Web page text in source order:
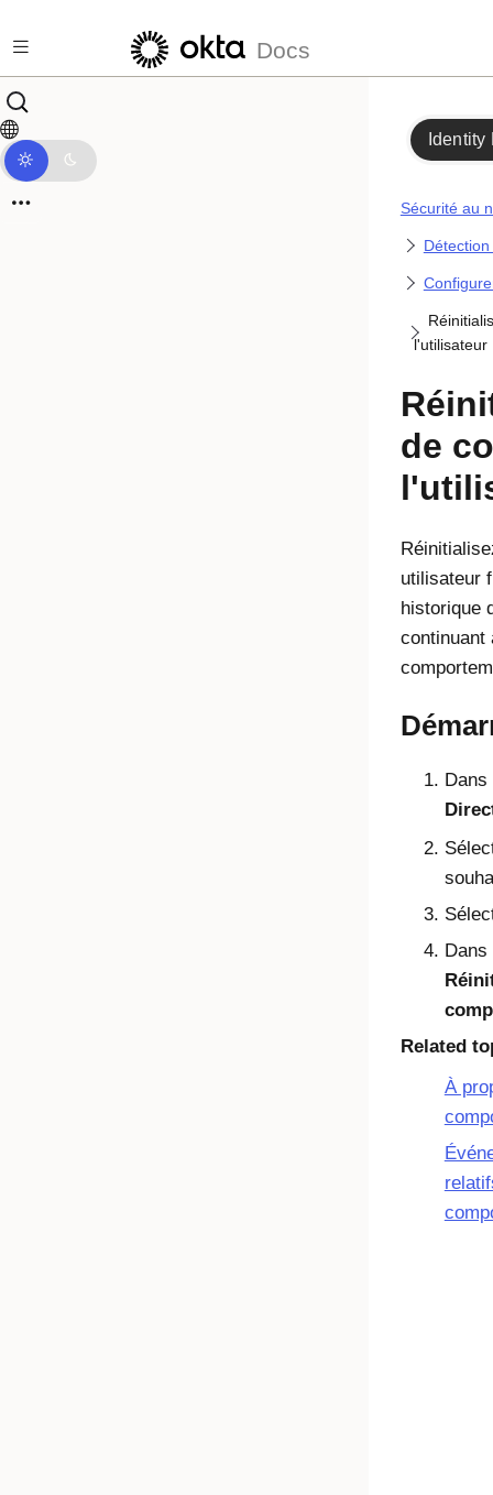
Docs
Identity
Sécurité au
l'utilisateur
de
utilisateur
historique
continuant
Dans
Dans
Related
À